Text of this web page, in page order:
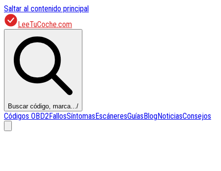
Saltar al contenido principal
LeeTuCoche.com
Buscar código, marca.../
Códigos OBD2FallosSíntomasEscáneresGuíasBlogNoticiasConsejos